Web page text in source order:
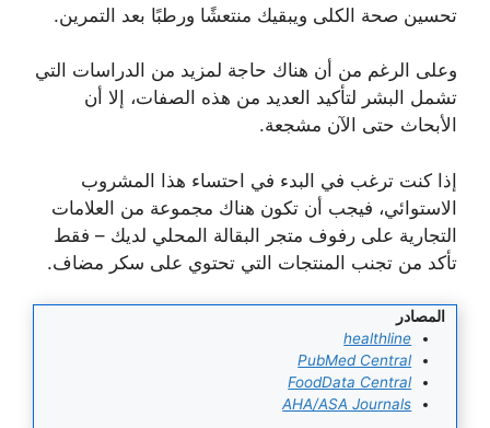
تحسين صحة الكلى ويبقيك منتعشًا ورطبًا بعد التمرين.
وعلى الرغم من أن هناك حاجة لمزيد من الدراسات التي
تشمل البشر لتأكيد العديد من هذه الصفات، إلا أن
الأبحاث حتى الآن مشجعة.
إذا كنت ترغب في البدء في احتساء هذا المشروب
الاستوائي، فيجب أن تكون هناك مجموعة من العلامات
التجارية على رفوف متجر البقالة المحلي لديك – فقط
تأكد من تجنب المنتجات التي تحتوي على سكر مضاف.
المصادر
healthline
PubMed Central
FoodData Central
AHA/ASA Journals